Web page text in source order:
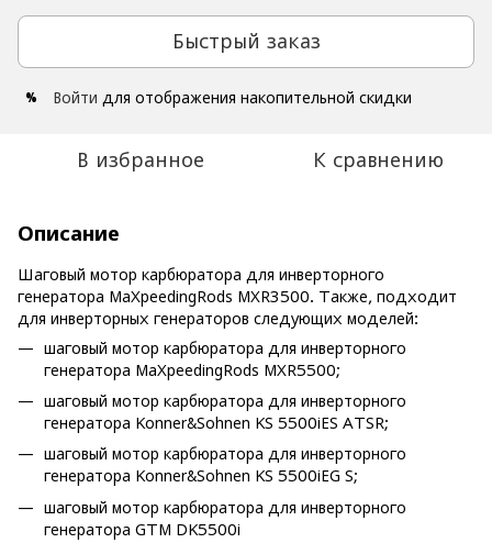
Быстрый заказ
% Войти для отображения накопительной скидки
В избранное К сравнению
Описание
Шаговый мотор карбюратора для инверторного
генератора MaXpeedingRods MXR3500. Также, подходит
для инверторных генераторов следующих моделей:
шаговый мотор карбюратора для инверторного
генератора MaXpeedingRods MXR5500;
шаговый мотор карбюратора для инверторного
генератора Konner&Sohnen KS 5500iES ATSR;
шаговый мотор карбюратора для инверторного
генератора Konner&Sohnen KS 5500iEG S;
шаговый мотор карбюратора для инверторного
генератора GTM DK5500i